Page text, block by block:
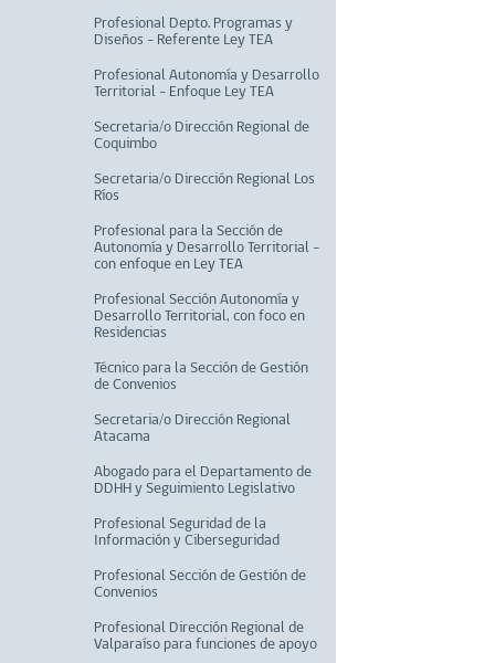
Profesional Depto. Programas y
Diseños - Referente Ley TEA
Profesional Autonomía y Desarrollo
Territorial - Enfoque Ley TEA
Secretaria/o Dirección Regional de
Coquimbo
Secretaria/o Dirección Regional Los
Ríos
Profesional para la Sección de
Autonomía y Desarrollo Territorial –
con enfoque en Ley TEA
Profesional Sección Autonomía y
Desarrollo Territorial, con foco en
Residencias
Técnico para la Sección de Gestión
de Convenios
Secretaria/o Dirección Regional
Atacama
Abogado para el Departamento de
DDHH y Seguimiento Legislativo
Profesional Seguridad de la
Información y Ciberseguridad
Profesional Sección de Gestión de
Convenios
Profesional Dirección Regional de
Valparaíso para funciones de apoyo